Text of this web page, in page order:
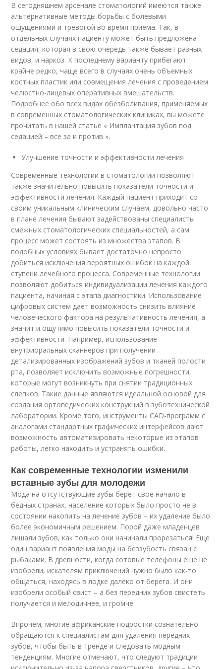
В сегодняшнем арсенале стоматологий имеются также
альтернативные методы борьбы с болевыми
ощущениями и тревогой во время приема. Так, в
отдельных случаях пациенту может быть предложена
седация, которая в свою очередь также бывает разных
видов, и наркоз. К последнему варианту прибегают
крайне редко, чаще всего в случаях очень объемных
костных пластик или совмещения лечения с проведением
челюстно-лицевых оперативных вмешательств.
Подробнее обо всех видах обезболивания, применяемых
в современных стоматологических клиниках, вы можете
прочитать в нашей статье « Имплантация зубов под
седацией – все за и против ».
Улучшение точности и эффективности лечения
Современные технологии в стоматологии позволяют
также значительно повысить показатели точности и
эффективности лечения. Каждый пациент приходит со
своим уникальным клиническим случаем, довольно часто
в плане лечения бывают задействованы специалисты
смежных стоматологических специальностей, а сам
процесс может состоять из множества этапов. В
подобных условиях бывает достаточно непросто
добиться исключения вероятных ошибок на каждой
ступени лечебного процесса. Современные технологии
позволяют добиться индивидуализации лечения каждого
пациента, начиная с этапа диагностики. Использование
цифровых систем дает возможность снизить влияние
человеческого фактора на результативность лечения, а
значит и ощутимо повысить показатели точности и
эффективности. Например, использование
внутриоральных сканнеров при получении
детализированных изображений зубов и тканей полости
рта, позволяет исключить возможные погрешности,
которые могут возникнуть при снятии традиционных
слепков. Такие данные являются идеальной основой для
создания ортопедических конструкций в зуботехнической
лаборатории. Кроме того, инструменты CAD-программ с
аналогами стандартных графических интерфейсов дают
возможность автоматизировать некоторые из этапов
работы, легко находить и устранять ошибки.
Как современные технологии изменили
вставные зубы для молодежи
Мода на отсутствующие зубы берет свое начало в
бедных странах, население которых было просто не в
состоянии накопить на лечение зубов – их удаление было
более экономичным решением. Порой даже младенцев
лишали зубов, как только они начинали прорезаться! Еще
один вариант появления моды на беззубость связан с
рыбаками. В древности, когда сотовые телефоны еще не
изобрели, искателям приключений нужно было как-то
общаться, находясь в лодке далеко от берега. И они
изобрели особый свист – а без передних зубов свистеть
получается и мелодичнее, и громче.
Впрочем, многие африканские подростки сознательно
обращаются к специалистам для удаления передних
зубов, чтобы быть в тренде и следовать модным
тенденциям. Многие отмечают, что следуют традиции